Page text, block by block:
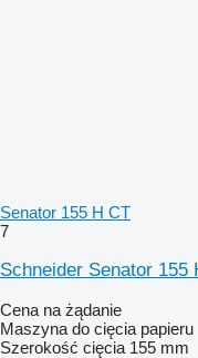
Senator 155 H CT
7
Schneider Senator 155
Cena na żądanie
Maszyna do cięcia papieru
Szerokość cięcia 155 mm